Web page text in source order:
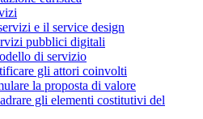
e il service design
pubblici digitali
di servizio
gli attori coinvolti
la proposta di valore
gli elementi costitutivi del